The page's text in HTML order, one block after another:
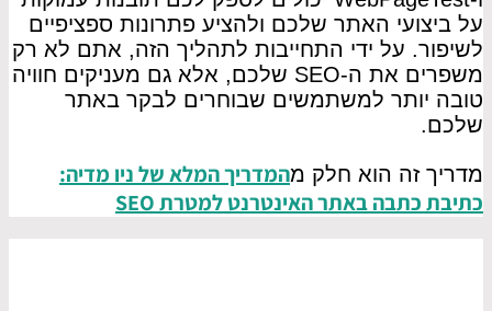
על ביצועי האתר שלכם ולהציע פתרונות ספציפיים
לשיפור. על ידי התחייבות לתהליך הזה, אתם לא רק
משפרים את ה-SEO שלכם, אלא גם מעניקים חוויה
טובה יותר למשתמשים שבוחרים לבקר באתר
שלכם.
מדריך זה הוא חלק מהמדריך המלא של ניו מדיה:
כתיבת כתבה באתר האינטרנט למטרת SEO